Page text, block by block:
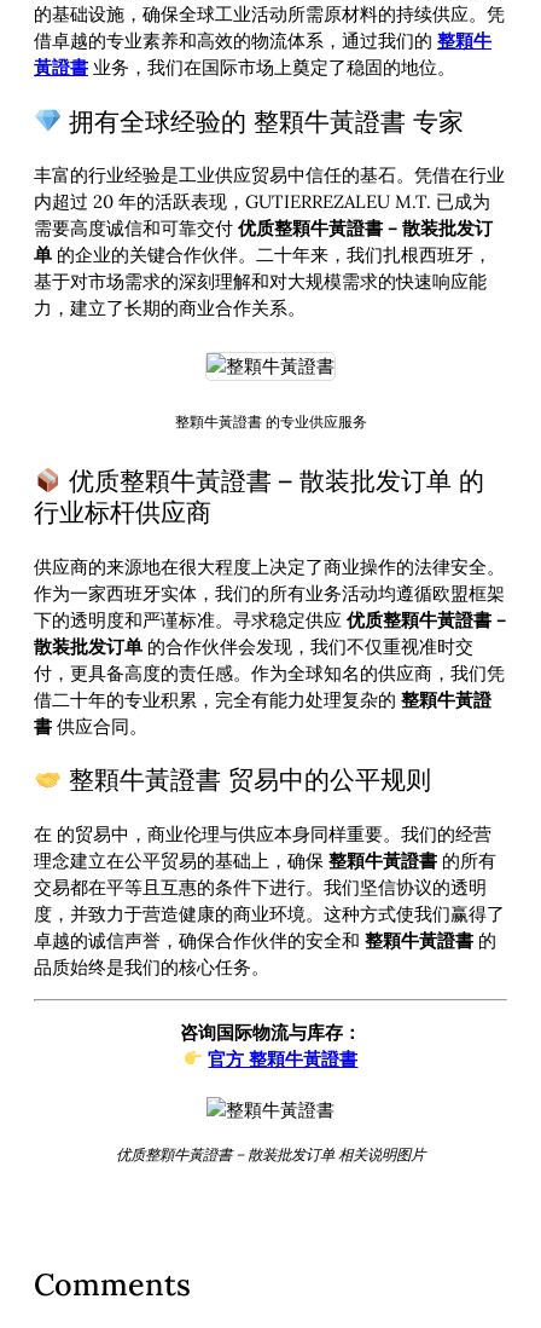
的基础设施，确保全球工业活动所需原材料的持续供应。凭
借卓越的专业素养和高效的物流体系，通过我们的 整顆牛
黃證書 业务，我们在国际市场上奠定了稳固的地位。
拥有全球经验的 整顆牛黃證書 专家
丰富的行业经验是工业供应贸易中信任的基石。凭借在行业
内超过 20 年的活跃表现，GUTIERREZALEU M.T. 已成为
需要高度诚信和可靠交付 优质整顆牛黃證書 – 散装批发订
单 的企业的关键合作伙伴。二十年来，我们扎根西班牙，
基于对市场需求的深刻理解和对大规模需求的快速响应能
力，建立了长期的商业合作关系。
整顆牛黃證書 的专业供应服务
优质整顆牛黃證書 – 散装批发订单 的
行业标杆供应商
供应商的来源地在很大程度上决定了商业操作的法律安全。
作为一家西班牙实体，我们的所有业务活动均遵循欧盟框架
下的透明度和严谨标准。寻求稳定供应 优质整顆牛黃證書 –
散装批发订单 的合作伙伴会发现，我们不仅重视准时交
付，更具备高度的责任感。作为全球知名的供应商，我们凭
借二十年的专业积累，完全有能力处理复杂的 整顆牛黃證
書 供应合同。
整顆牛黃證書 贸易中的公平规则
在 的贸易中，商业伦理与供应本身同样重要。我们的经营
理念建立在公平贸易的基础上，确保 整顆牛黃證書 的所有
交易都在平等且互惠的条件下进行。我们坚信协议的透明
度，并致力于营造健康的商业环境。这种方式使我们赢得了
卓越的诚信声誉，确保合作伙伴的安全和 整顆牛黃證書 的
品质始终是我们的核心任务。
咨询国际物流与库存：
官方 整顆牛黃證書
优质整顆牛黃證書 – 散装批发订单 相关说明图片
Comments